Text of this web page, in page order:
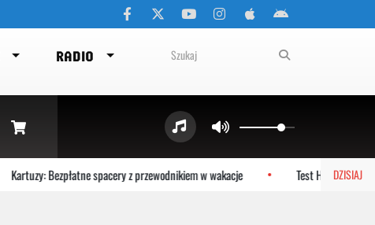
RADIO
DZISIAJ
Kartuzy: Bezpłatne spacery z przewodnikiem w wakacje Test HPV HR